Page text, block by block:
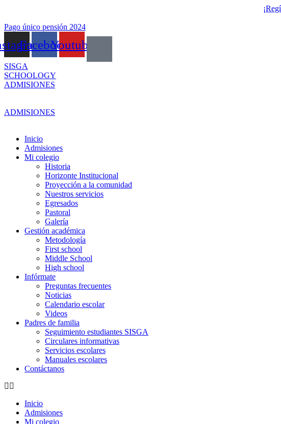
content
Pago único pensión 2024
FacebookYoutube
SISGA
SCHOOLOGY
ADMISIONES
ADMISIONES
Inicio
Admisiones
Mi colegio
Historia
Horizonte Institucional
Proyección a la comunidad
Nuestros servicios
Egresados
Pastoral
Galería
Gestión académica
Metodología
First school
Middle School
High school
Infórmate
Preguntas frecuentes
Noticias
Calendario escolar
Videos
Padres de familia
Seguimiento estudiantes SISGA
Circulares informativas
Servicios escolares
Manuales escolares
Contáctanos
Inicio
Admisiones
Mi colegio